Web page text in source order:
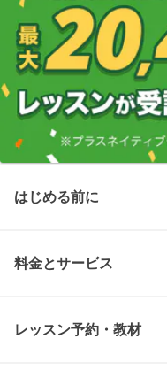
はじめる前に
料金とサービス
レッスン予約・教材